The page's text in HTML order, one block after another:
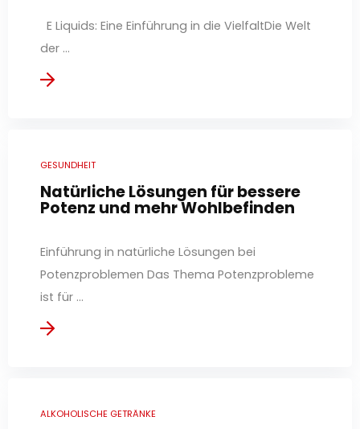
E Liquids: Eine Einführung in die VielfaltDie Welt
der ...
GESUNDHEIT
Natürliche Lösungen für bessere
Potenz und mehr Wohlbefinden
Einführung in natürliche Lösungen bei
Potenzproblemen Das Thema Potenzprobleme
ist für ...
ALKOHOLISCHE GETRÄNKE